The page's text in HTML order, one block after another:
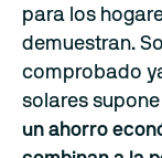
para los
demuestran.
comprobado
solares
un ahorro